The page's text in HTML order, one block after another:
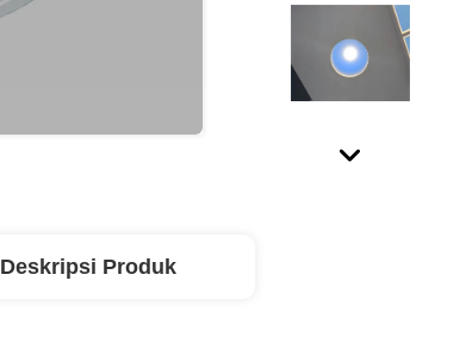
Deskripsi Produk